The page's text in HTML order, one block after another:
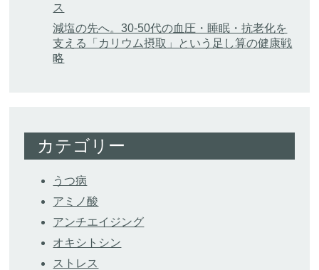
ス
減塩の先へ。30-50代の血圧・睡眠・抗老化を
支える「カリウム摂取」という足し算の健康戦
略
カテゴリー
うつ病
アミノ酸
アンチエイジング
オキシトシン
ストレス